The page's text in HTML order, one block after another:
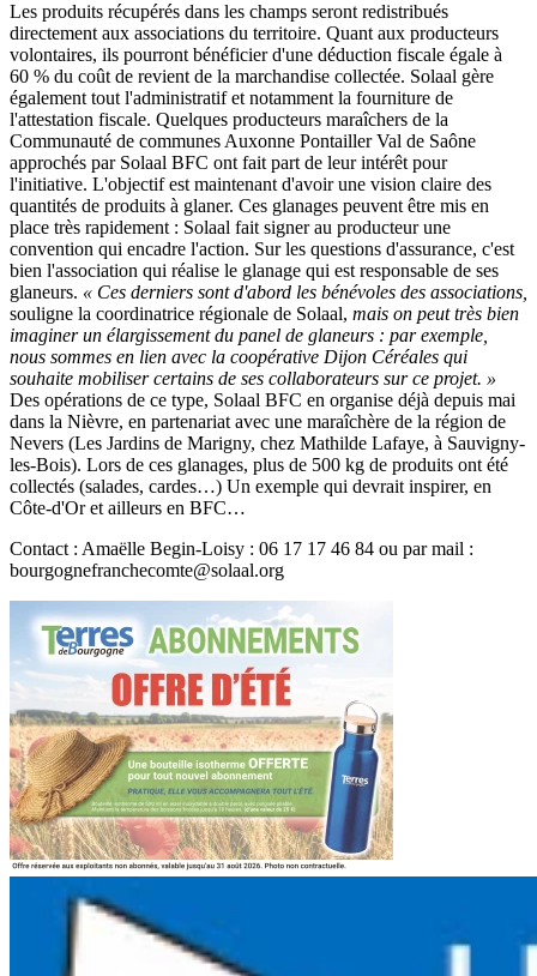
Les produits récupérés dans les champs seront redistribués
directement aux associations du territoire. Quant aux producteurs
volontaires, ils pourront bénéficier d'une déduction fiscale égale à
60 % du coût de revient de la marchandise collectée. Solaal gère
également tout l'administratif et notamment la fourniture de
l'attestation fiscale. Quelques producteurs maraîchers de la
Communauté de communes Auxonne Pontailler Val de Saône
approchés par Solaal BFC ont fait part de leur intérêt pour
l'initiative. L'objectif est maintenant d'avoir une vision claire des
quantités de produits à glaner. Ces glanages peuvent être mis en
place très rapidement : Solaal fait signer au producteur une
convention qui encadre l'action. Sur les questions d'assurance, c'est
bien l'association qui réalise le glanage qui est responsable de ses
glaneurs. « Ces derniers sont d'abord les bénévoles des associations,
souligne la coordinatrice régionale de Solaal, mais on peut très bien
imaginer un élargissement du panel de glaneurs : par exemple,
nous sommes en lien avec la coopérative Dijon Céréales qui
souhaite mobiliser certains de ses collaborateurs sur ce projet. »
Des opérations de ce type, Solaal BFC en organise déjà depuis mai
dans la Nièvre, en partenariat avec une maraîchère de la région de
Nevers (Les Jardins de Marigny, chez Mathilde Lafaye, à Sauvigny-
les-Bois). Lors de ces glanages, plus de 500 kg de produits ont été
collectés (salades, cardes…) Un exemple qui devrait inspirer, en
Côte-d'Or et ailleurs en BFC…
Contact : Amaëlle Begin-Loisy : 06 17 17 46 84 ou par mail :
bourgognefranchecomte@solaal.org